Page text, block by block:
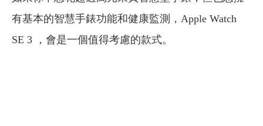
有基本的智慧手錶功能和健康監測，Apple Watch
SE 3 ，會是一個值得考慮的款式。